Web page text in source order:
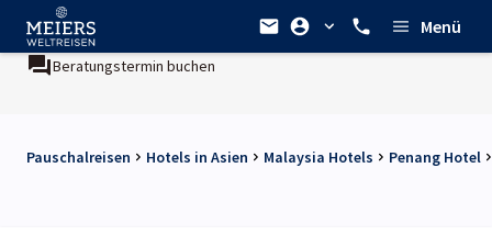
Menü
Beratungstermin buchen
Pauschalreisen Hotels in Asien Malaysia Hotels Penang Hotel